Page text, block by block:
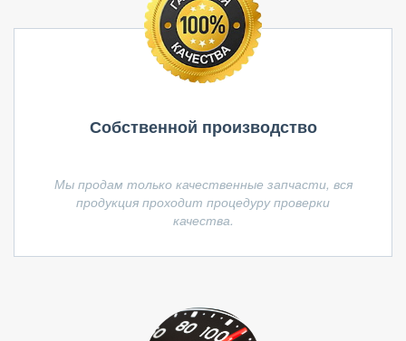
Собственной производство
Мы продам только качественные запчасти, вся
продукция проходит процедуру проверки
качества.